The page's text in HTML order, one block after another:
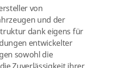
von
und der
dank eigens für
entwickelter
sowohl die